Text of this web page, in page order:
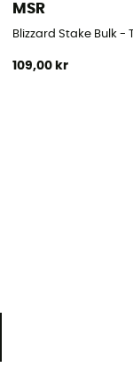
MSR
Blizzard Stake Bulk -
109,00 kr